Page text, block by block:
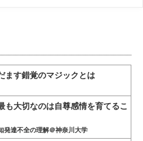
ます錯覚のマジックとは
も大切なのは自尊感情を育てるこ
発達不全の理解＠神奈川大学